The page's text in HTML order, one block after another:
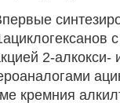
2-алкокси-
кремния